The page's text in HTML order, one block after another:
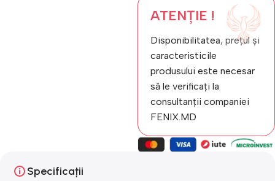
ATENȚIE !
Disponibilitatea, prețul și
caracteristicile
produsului este necesar
să le verificați la
consultanții companiei
FENIX.MD
Specificații